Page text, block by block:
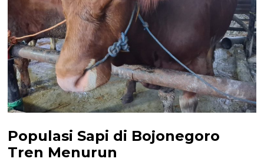
Populasi Sapi di Bojonegoro
Tren Menurun